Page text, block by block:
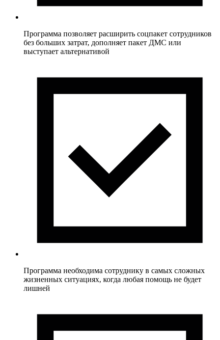
Программа позволяет расширить соцпакет сотрудников
без больших затрат, дополняет пакет ДМС или
выступает альтернативой
Программа необходима сотруднику в самых сложных
жизненных ситуациях, когда любая помощь не будет
лишней